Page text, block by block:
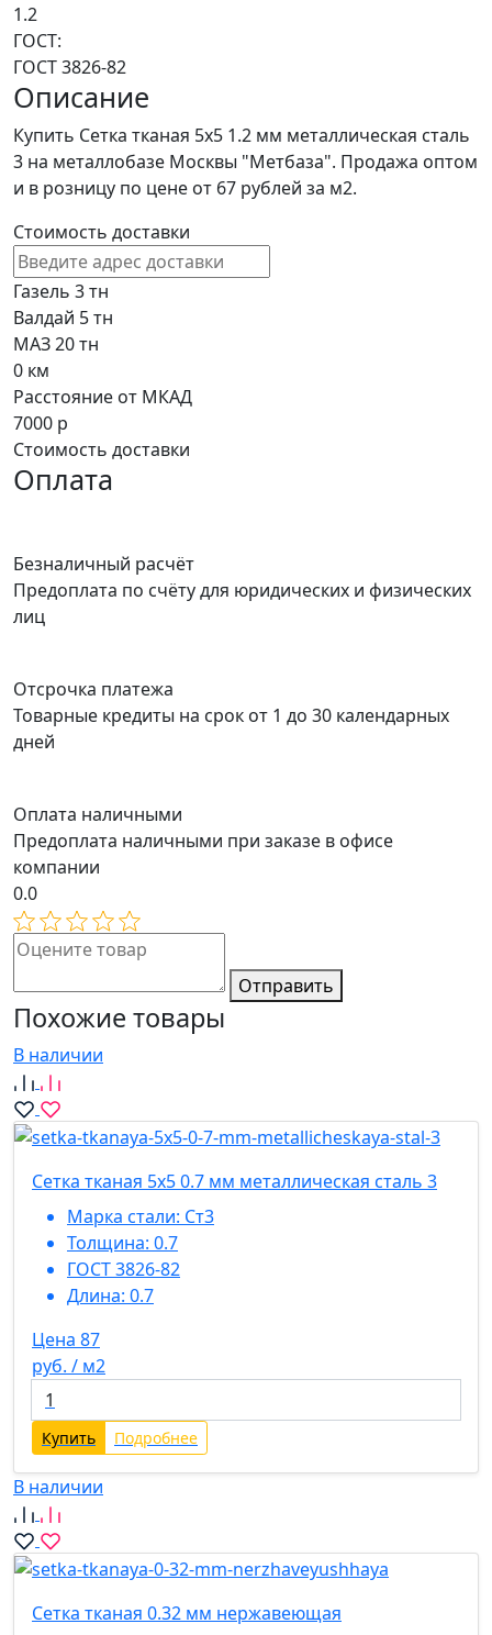
1.2
ГОСТ:
ГОСТ 3826-82
Описание
Купить Сетка тканая 5х5 1.2 мм металлическая сталь
3 на металлобазе Москвы "Метбаза". Продажа оптом
и в розницу по цене от 67 рублей за м2.
Стоимость доставки
Газель 3 тн
Валдай 5 тн
МАЗ 20 тн
0 км
Расстояние от МКАД
7000 р
Стоимость доставки
Оплата
Безналичный расчёт
Предоплата по счёту для юридических и физических
лиц
Отсрочка платежа
Товарные кредиты на срок от 1 до 30 календарных
дней
Оплата наличными
Предоплата наличными при заказе в офисе
компании
0.0
Отправить
Похожие товары
В наличии
Сетка тканая 5х5 0.7 мм металлическая сталь 3
Марка стали: Ст3
Толщина: 0.7
ГОСТ 3826-82
Длина: 0.7
Цена 87
руб. / м2
Купить Подробнее
В наличии
Сетка тканая 0.32 мм нержавеющая